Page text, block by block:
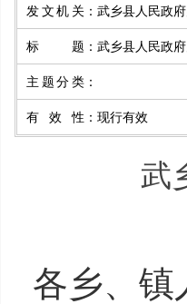
发文机关 ： 武乡县人民政
标 题 ： 武乡县人民政
主题分类 ：
有效性 ： 现行有效
武
各乡、镇